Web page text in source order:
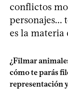
conflictos
personajes...
es la materia
¿Filmar
cómo te parás
representación